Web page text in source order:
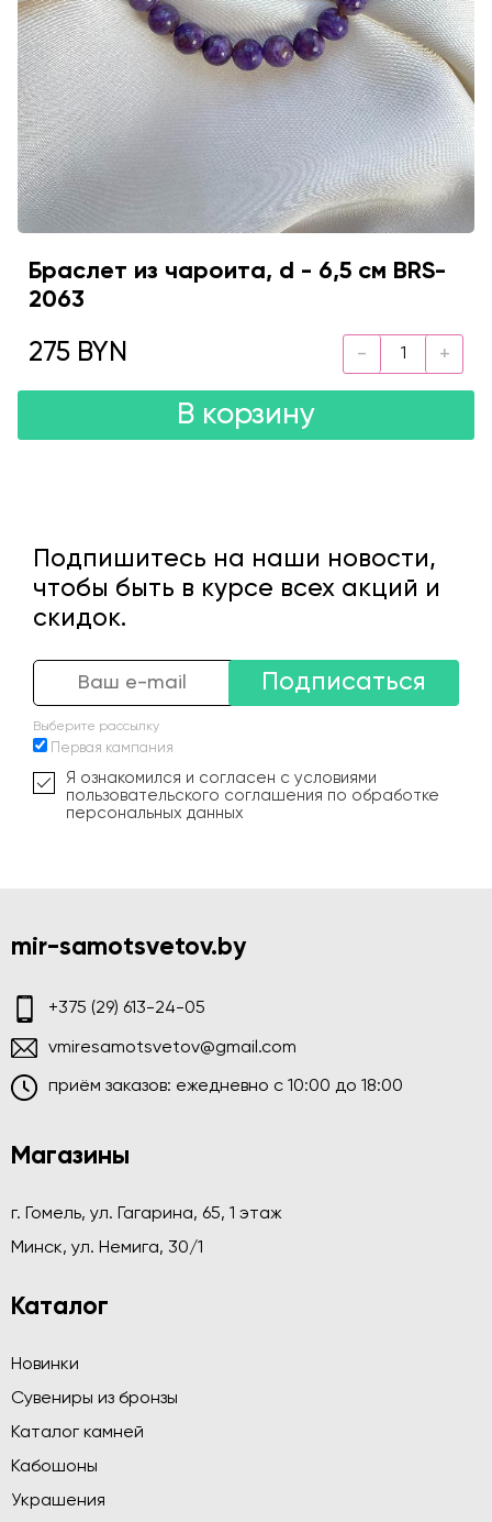
Браслет из чароита, d - 6,5 см BRS-
2063
275 BYN
В корзину
Подпишитесь на наши новости,
чтобы быть в курсе всех акций и
скидок.
Подписаться
Выберите рассылку
Первая кампания
Я ознакомился и согласен с условиями
пользовательского соглашения по обработке
персональных данных
mir-samotsvetov.by
+375 (29) 613-24-05
vmiresamotsvetov@gmail.com
приём заказов: ежедневно c 10:00 до 18:00
Магазины
г. Гомель, ул. Гагарина, 65, 1 этаж
Минск, ул. Немига, 30/1
Каталог
Новинки
Сувениры из бронзы
Каталог камней
Кабошоны
Украшения